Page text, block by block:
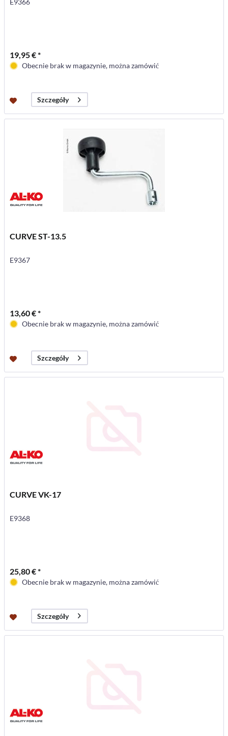
E9366
19,95 € *
Obecnie brak w magazynie, można zamówić
Szczegóły
CURVE ST-13.5
E9367
13,60 € *
Obecnie brak w magazynie, można zamówić
Szczegóły
CURVE VK-17
E9368
25,80 € *
Obecnie brak w magazynie, można zamówić
Szczegóły